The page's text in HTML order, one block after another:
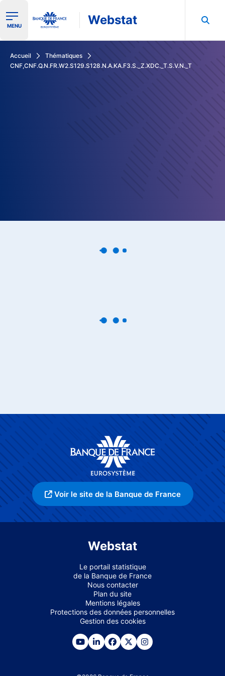
Ouvrir le menu de navigation
MENU Webstat
Accueil
Thématiques
CNF,CNF.Q.N.FR.W2.S129.S128.N.A.KA.F3.S._Z.XDC._T.S.V.N._T
Voir le site de la Banque de France
Webstat
Le portail statistique
de la Banque de France
Nous contacter
Plan du site
Mentions légales
Protections des données personnelles
Gestion des cookies